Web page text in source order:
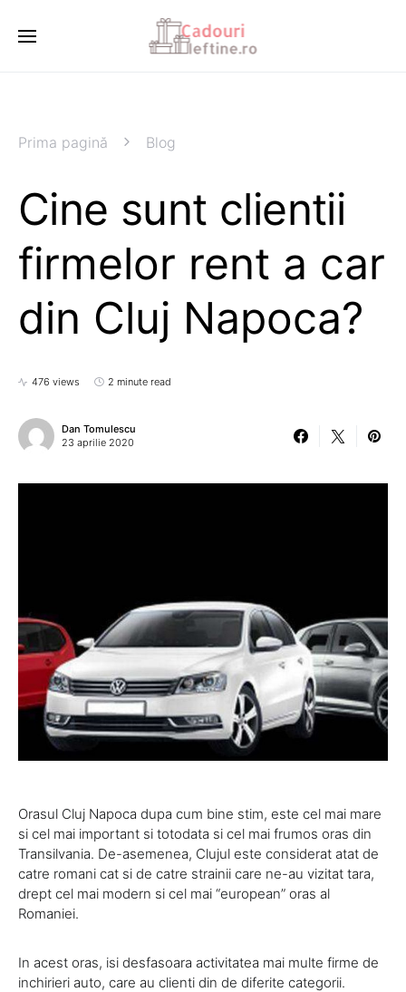
Prima pagină Blog
Cine sunt clientii
firmelor rent a car
din Cluj Napoca?
476 views 2 minute read
Dan Tomulescu
23 aprilie 2020
Orasul Cluj Napoca dupa cum bine stim, este cel mai mare
si cel mai important si totodata si cel mai frumos oras din
Transilvania. De-asemenea, Clujul este considerat atat de
catre romani cat si de catre strainii care ne-au vizitat tara,
drept cel mai modern si cel mai “european” oras al
Romaniei.
In acest oras, isi desfasoara activitatea mai multe firme de
inchirieri auto, care au clienti din de diferite categorii.